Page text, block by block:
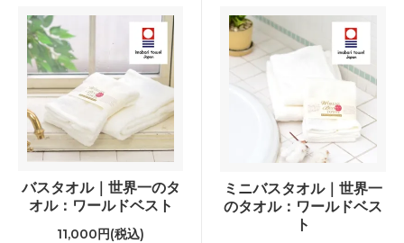
バスタオル｜世界一のタ
オル：ワールドベスト
11,000円(税込)
ミニバスタオル｜世界一
のタオル：ワールドベス
ト